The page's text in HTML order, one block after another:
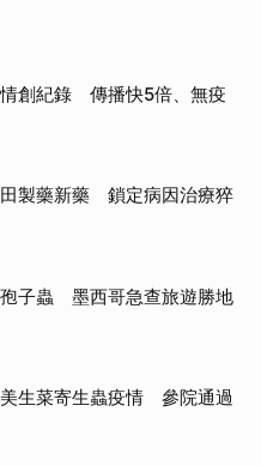
創紀錄 傳播快5倍、無疫
製藥新藥 鎖定病因治療猝
子蟲 墨西哥急查旅遊勝地
生菜寄生蟲疫情 參院通過